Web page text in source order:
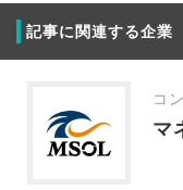
記事に関連する企業
コ
マ